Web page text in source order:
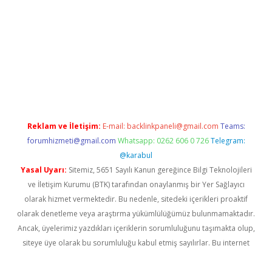
Reklam ve İletişim: E-mail: backlinkpaneli@gmail.com Teams:
forumhizmeti@gmail.com Whatsapp: 0262 606 0 726 Telegram:
@karabul
Yasal Uyarı: Sitemiz, 5651 Sayılı Kanun gereğince Bilgi Teknolojileri
ve İletişim Kurumu (BTK) tarafından onaylanmış bir Yer Sağlayıcı
olarak hizmet vermektedir. Bu nedenle, sitedeki içerikleri proaktif
olarak denetleme veya araştırma yükümlülüğümüz bulunmamaktadır.
Ancak, üyelerimiz yazdıkları içeriklerin sorumluluğunu taşımakta olup,
siteye üye olarak bu sorumluluğu kabul etmiş sayılırlar. Bu internet